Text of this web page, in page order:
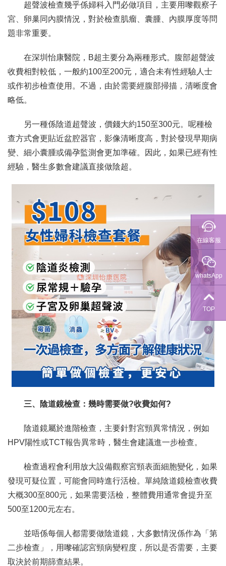
超聲波檢查幾乎係婦科入門必做項目，主要用嚟觀察子
宮、卵巢同內膜情況，對於檢查肌瘤、囊腫、內膜厚度等問
題非常重要。
在深圳怡康醫院，B超主要分為兩種形式。腹部超聲波
收費相對較低，一般約100至200元，適合未有性經驗人士
或作初步檢查使用。不過，由於需要經腹部掃描，清晰度會
略低。
另一種係陰道超聲波，價錢大約150至300元。呢種檢
查方式會更貼近盆腔器官，影像清晰度高，對於發現早期病
變、細小囊腫或備孕監測會更加準確。因此，如果已經有性
經驗，醫生多數會建議直接做陰超。
三、陰道鏡檢查：幾時需要做?收費如何?
陰道鏡屬於進階檢查，主要針對宮頸異常情況，例如
HPV陽性或TCT報告異常時，醫生會建議進一步檢查。
檢查過程會利用放大設備觀察宮頸表面細胞變化，如果
發現可疑位置，可能會同時進行活檢。單純陰道鏡檢查收費
大概300至800元，如果需要活檢，整體費用通常會提升至
500至1200元左右。
並唔係每個人都需要做陰道鏡，大多數情況係作為「第
二步檢查」，用嚟確認宮頸病變程度，所以是否需要，主要
取決於前期篩查結果。
在線客服
whatsApp
TOP